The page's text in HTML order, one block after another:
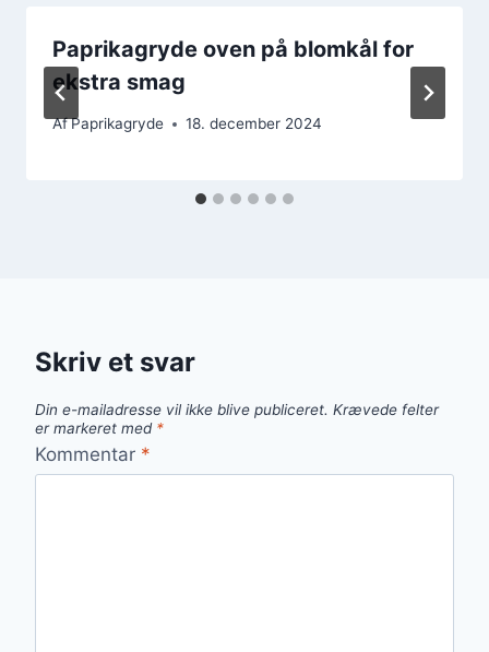
Paprikagryde oven på blomkål for
ekstra smag
AfPaprikagryde 18. december 2024
Skriv et svar
Din e-mailadresse vil ikke blive publiceret. Krævede felter
er markeret med *
Kommentar *